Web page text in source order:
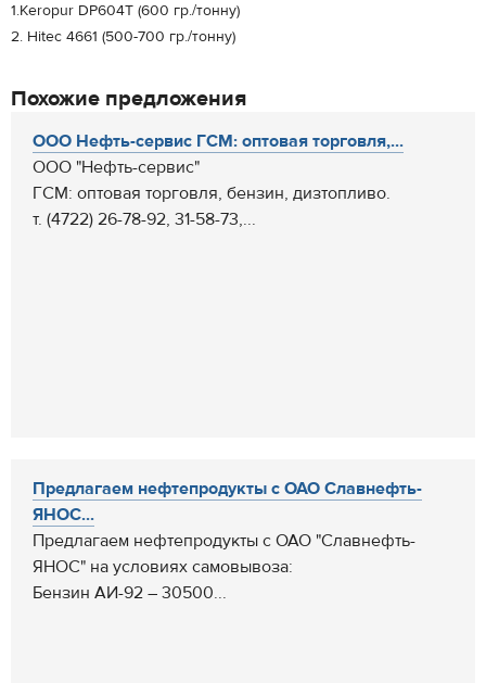
1.Keropur DP604T (600 гр./тонну)
2. Нitec 4661 (500-700 гр./тонну)
Похожие предложения
ООО Нефть-сервис ГСМ: оптовая торговля,...
ООО "Нефть-сервис"
ГСМ: оптовая торговля, бензин, дизтопливо.
т. (4722) 26-78-92, 31-58-73,...
Предлагаем нефтепродукты с ОАО Славнефть-
ЯНОС...
Предлагаем нефтепродукты с ОАО "Славнефть-
ЯНОС" на условиях самовывоза:
Бензин АИ-92 – 30500...